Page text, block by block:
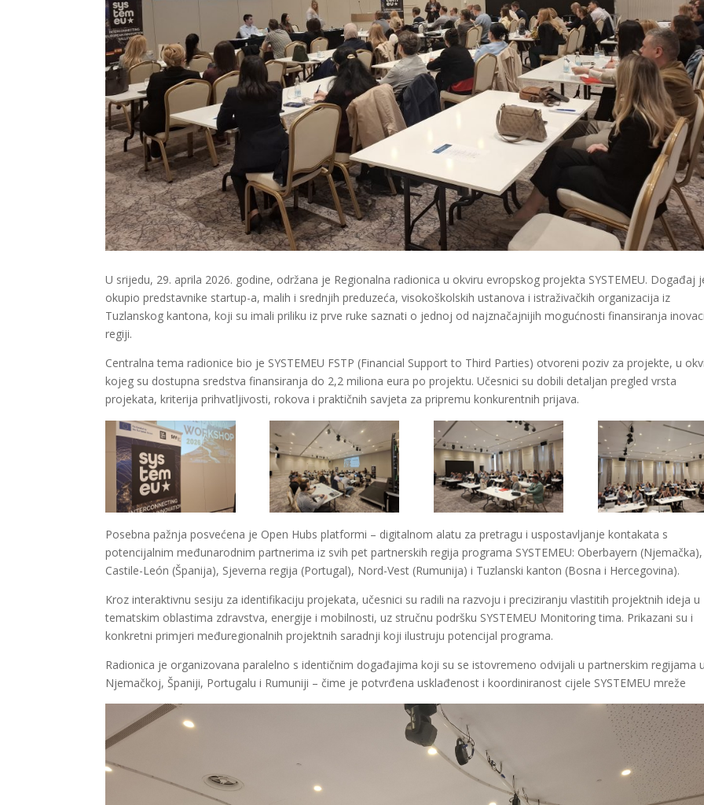
U srijedu, 29. aprila 2026. godine, održana je Regionalna radionica u okviru evropskog projekta SYSTEMEU. Događaj
okupio predstavnike startup-a, malih i srednjih preduzeća, visokoškolskih ustanova i istraživačkih organizacija iz
Tuzlanskog kantona, koji su imali priliku iz prve ruke saznati o jednoj od najznačajnijih mogućnosti finansiranja
regiji.
Centralna tema radionice bio je SYSTEMEU FSTP (Financial Support to Third Parties) otvoreni poziv za projekte, u
kojeg su dostupna sredstva finansiranja do 2,2 miliona eura po projektu. Učesnici su dobili detaljan pregled vrsta
projekata, kriterija prihvatljivosti, rokova i praktičnih savjeta za pripremu konkurentnih prijava.
Posebna pažnja posvećena je Open Hubs platformi – digitalnom alatu za pretragu i uspostavljanje kontakata s
potencijalnim međunarodnim partnerima iz svih pet partnerskih regija programa SYSTEMEU: Oberbayern (Njemačka),
Castile-León (Španija), Sjeverna regija (Portugal), Nord-Vest (Rumunija) i Tuzlanski kanton (Bosna i Hercegovina).
Kroz interaktivnu sesiju za identifikaciju projekata, učesnici su radili na razvoju i preciziranju vlastitih projektnih ideja u
tematskim oblastima zdravstva, energije i mobilnosti, uz stručnu podršku SYSTEMEU Monitoring tima. Prikazani su i
konkretni primjeri međuregionalnih projektnih saradnji koji ilustruju potencijal programa.
Radionica je organizovana paralelno s identičnim događajima koji su se istovremeno odvijali u partnerskim regijama
Njemačkoj, Španiji, Portugalu i Rumuniji – čime je potvrđena usklađenost i koordiniranost cijele SYSTEMEU mreže